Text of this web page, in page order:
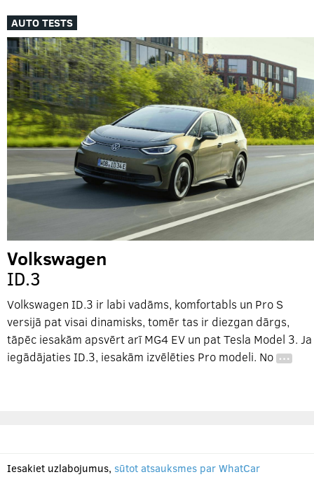
AUTO TESTS
Volkswagen
ID.3
Volkswagen ID.3 ir labi vadāms, komfortabls un Pro S
versijā pat visai dinamisks, tomēr tas ir diezgan dārgs,
tāpēc iesakām apsvērt arī MG4 EV un pat Tesla Model 3. Ja
iegādājaties ID.3, iesakām izvēlēties Pro modeli. No …
Iesakiet uzlabojumus, sūtot atsauksmes par WhatCar